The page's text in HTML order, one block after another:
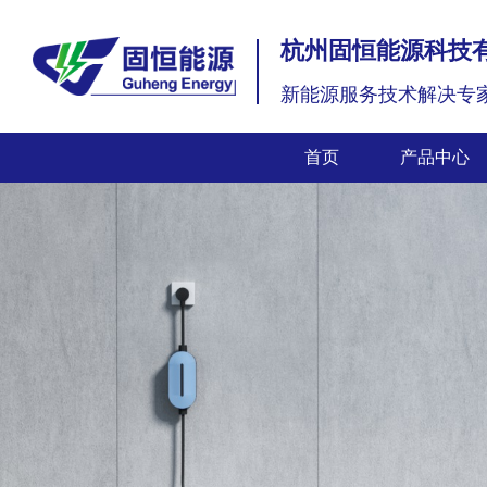
杭州固恒能源科技
新能源服务技术解决专
首页 产品中心